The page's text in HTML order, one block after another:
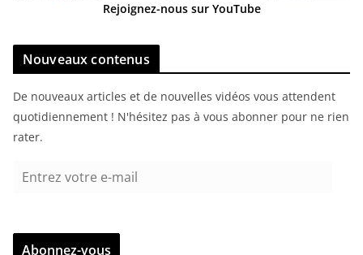
Rejoignez-nous sur YouTube
Nouveaux contenus
De nouveaux articles et de nouvelles vidéos vous attendent
quotidiennement ! N'hésitez pas à vous abonner pour ne rien
rater.
r
Abonnez-vous